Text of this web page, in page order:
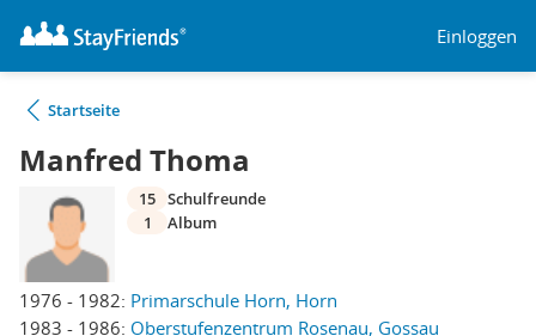
Einloggen
Startseite
Manfred Thoma
1976 - 1982: Primarschule Horn, Horn
1983 - 1986: Oberstufenzentrum Rosenau, Gossau
15 Schulfreunde
1
Album